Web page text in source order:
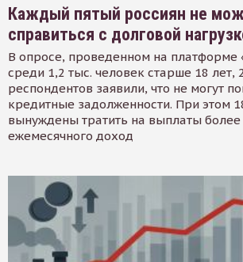
Каждый пятый россиян не
справиться с долговой
В опросе, проведенном на платформе
среди 1,2 тыс. человек старше 18 лет,
респондентов заявили, что не могут
кредитные задолженности. При этом
вынуждены тратить на выплаты
ежемесячного доход